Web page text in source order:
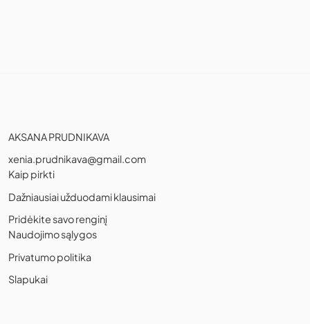
AKSANA PRUDNIKAVA
xenia.prudnikava@gmail.com
Kaip pirkti
Dažniausiai užduodami klausimai
Pridėkite savo renginį
Naudojimo sąlygos
Privatumo politika
Slapukai